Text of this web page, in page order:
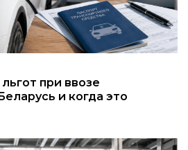
при ввозе
и когда это